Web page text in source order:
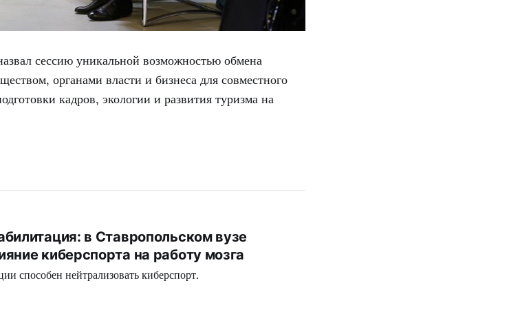
сессию уникальной возможностью обмена
органами власти и бизнеса для совместного
кадров, экологии и развития туризма на
в Ставропольском вузе
киберспорта на работу мозга
способен нейтрализовать киберспорт.